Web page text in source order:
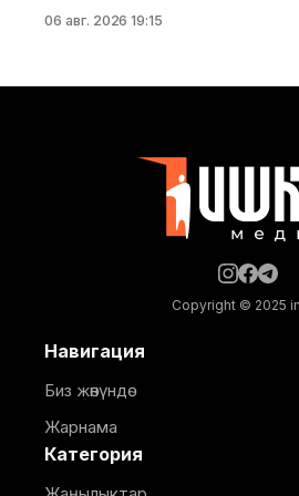
тармагындагы кыргыз-орус
06 авг. 2026 19:15
Copyright © 2025
Навигация
Биз жөнүндө
Жарнама
Категория